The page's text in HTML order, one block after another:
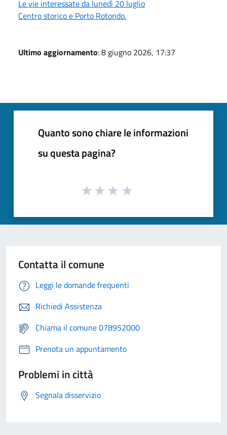
Le vie interessate da lunedì 20 luglio
Centro storico e Porto Rotondo.
Ultimo aggiornamento: 8 giugno 2026, 17:37
Quanto sono chiare le informazioni
su questa pagina?
Contatta il comune
Leggi le domande frequenti
Richiedi Assistenza
Chiama il comune 078952000
Prenota un appuntamento
Problemi in città
Segnala disservizio